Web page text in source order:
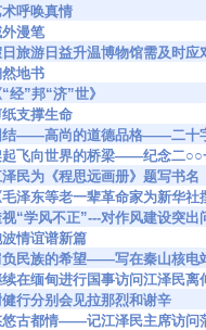
呼唤真情
漫笔
旅游日益升温博物馆需及时应
地书
经”邦“济”世》
支撑生命
结——高尚的道德品格——二十
起飞向世界的桥梁——纪念二○○
泽民为《程思远画册》题写书
泽东等老一辈革命家为新华
“学风不正”---对作风建设突
情谊谱新篇
负民族的希望——写在秦山核电
在缅甸进行国事访问江泽民
行分别会见拉那烈和谢辛
悠古都情——记江泽民主席访问